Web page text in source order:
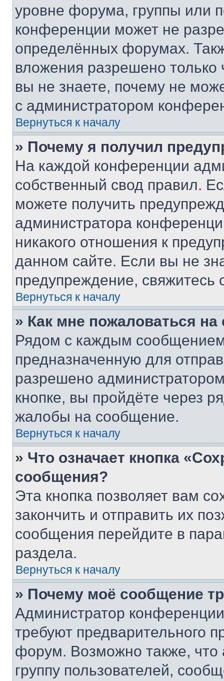
уровне форума, группы или
конференции может не
определённых форумах.
вложения разрешено
вы не знаете, почему не
с администратором
Вернуться к началу
» Почему я получил
На каждой конференции
собственный свод правил.
можете получить
администратора
никакого отношения к
данном сайте. Если вы не
предупреждение,
Вернуться к началу
» Как мне пожаловаться
Рядом с каждым сообщением
предназначенную для
разрешено
кнопке, вы пройдёте через
жалобы на сообщение.
Вернуться к началу
» Что означает кнопка
сообщения?
Эта кнопка позволяет вам
закончить и отправить их
сообщения перейдите в
раздела.
Вернуться к началу
» Почему моё сообщение
Администратор
требуют предварительного
форум. Возможно также, что
группу пользователей,